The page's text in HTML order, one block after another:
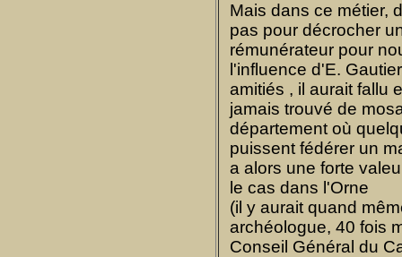
Mais dans ce métier,
pas pour décrocher
rémunérateur pour
l'influence d'E.
amitiés , il aurait fallu
jamais trouvé de
département où
puissent fédérer un
a alors une forte
le cas dans l'Orne
(il y aurait quand
archéologue, 40 fois
Conseil Général du